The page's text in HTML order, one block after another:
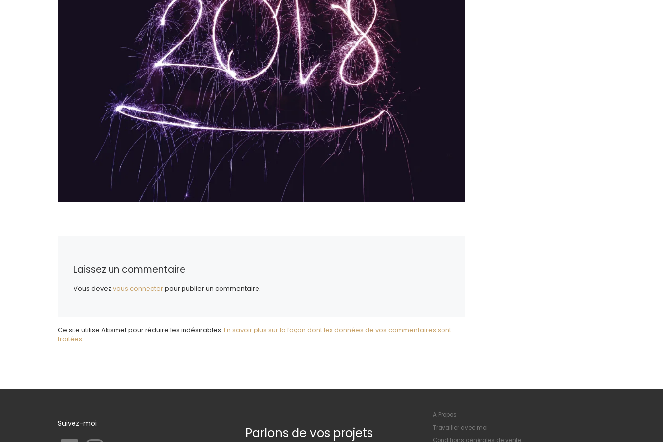
Laissez un commentaire
Vous devezvous connecterpour publier un commentaire.
Ce site utilise Akismet pour réduire les indésirables. En savoir plus sur la façon dont les données de vos commentaires sont
traitées.
Suivez-moi
LinkedIn Instagram Parlons de vos projets
A Propos
Travailler avec moi
Conditions générales de vente